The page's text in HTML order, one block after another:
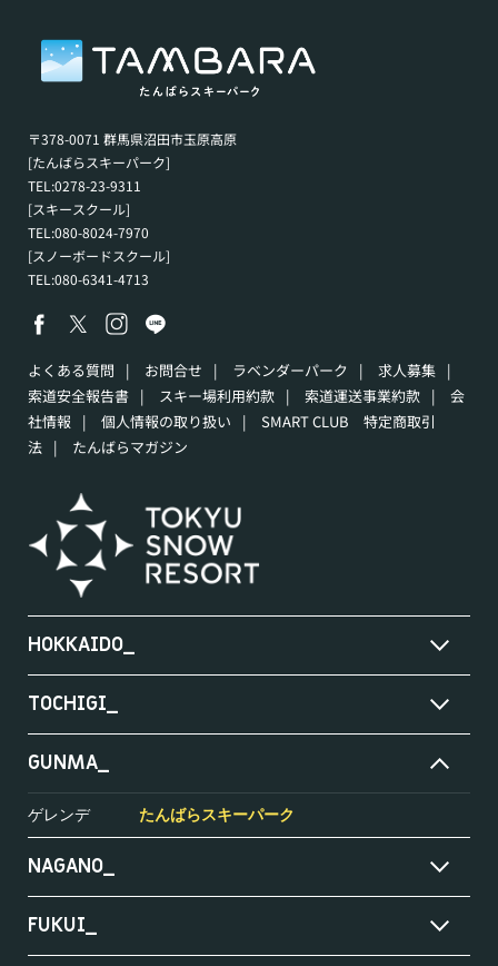
〒378-0071 群馬県沼田市玉原高原
[たんばらスキーパーク]
TEL:0278-23-9311
[スキースクール]
TEL:080-8024-7970
[スノーボードスクール]
TEL:080-6341-4713
よくある質問 | お問合せ | ラベンダーパーク | 求人募集 |
索道安全報告書 | スキー場利用約款 | 索道運送事業約款 |
会
社情報
| 個人情報の取り扱い |
SMART CLUB 特定商取引
法 | たんばらマガジン
HOKKAIDO_
TOCHIGI_
GUNMA_
ゲレンデ たんばらスキーパーク
NAGANO_
FUKUI_